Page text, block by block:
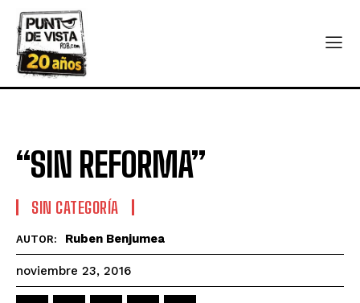
“SIN REFORMA”
SIN CATEGORÍA
AUTOR: Ruben Benjumea
noviembre 23, 2016